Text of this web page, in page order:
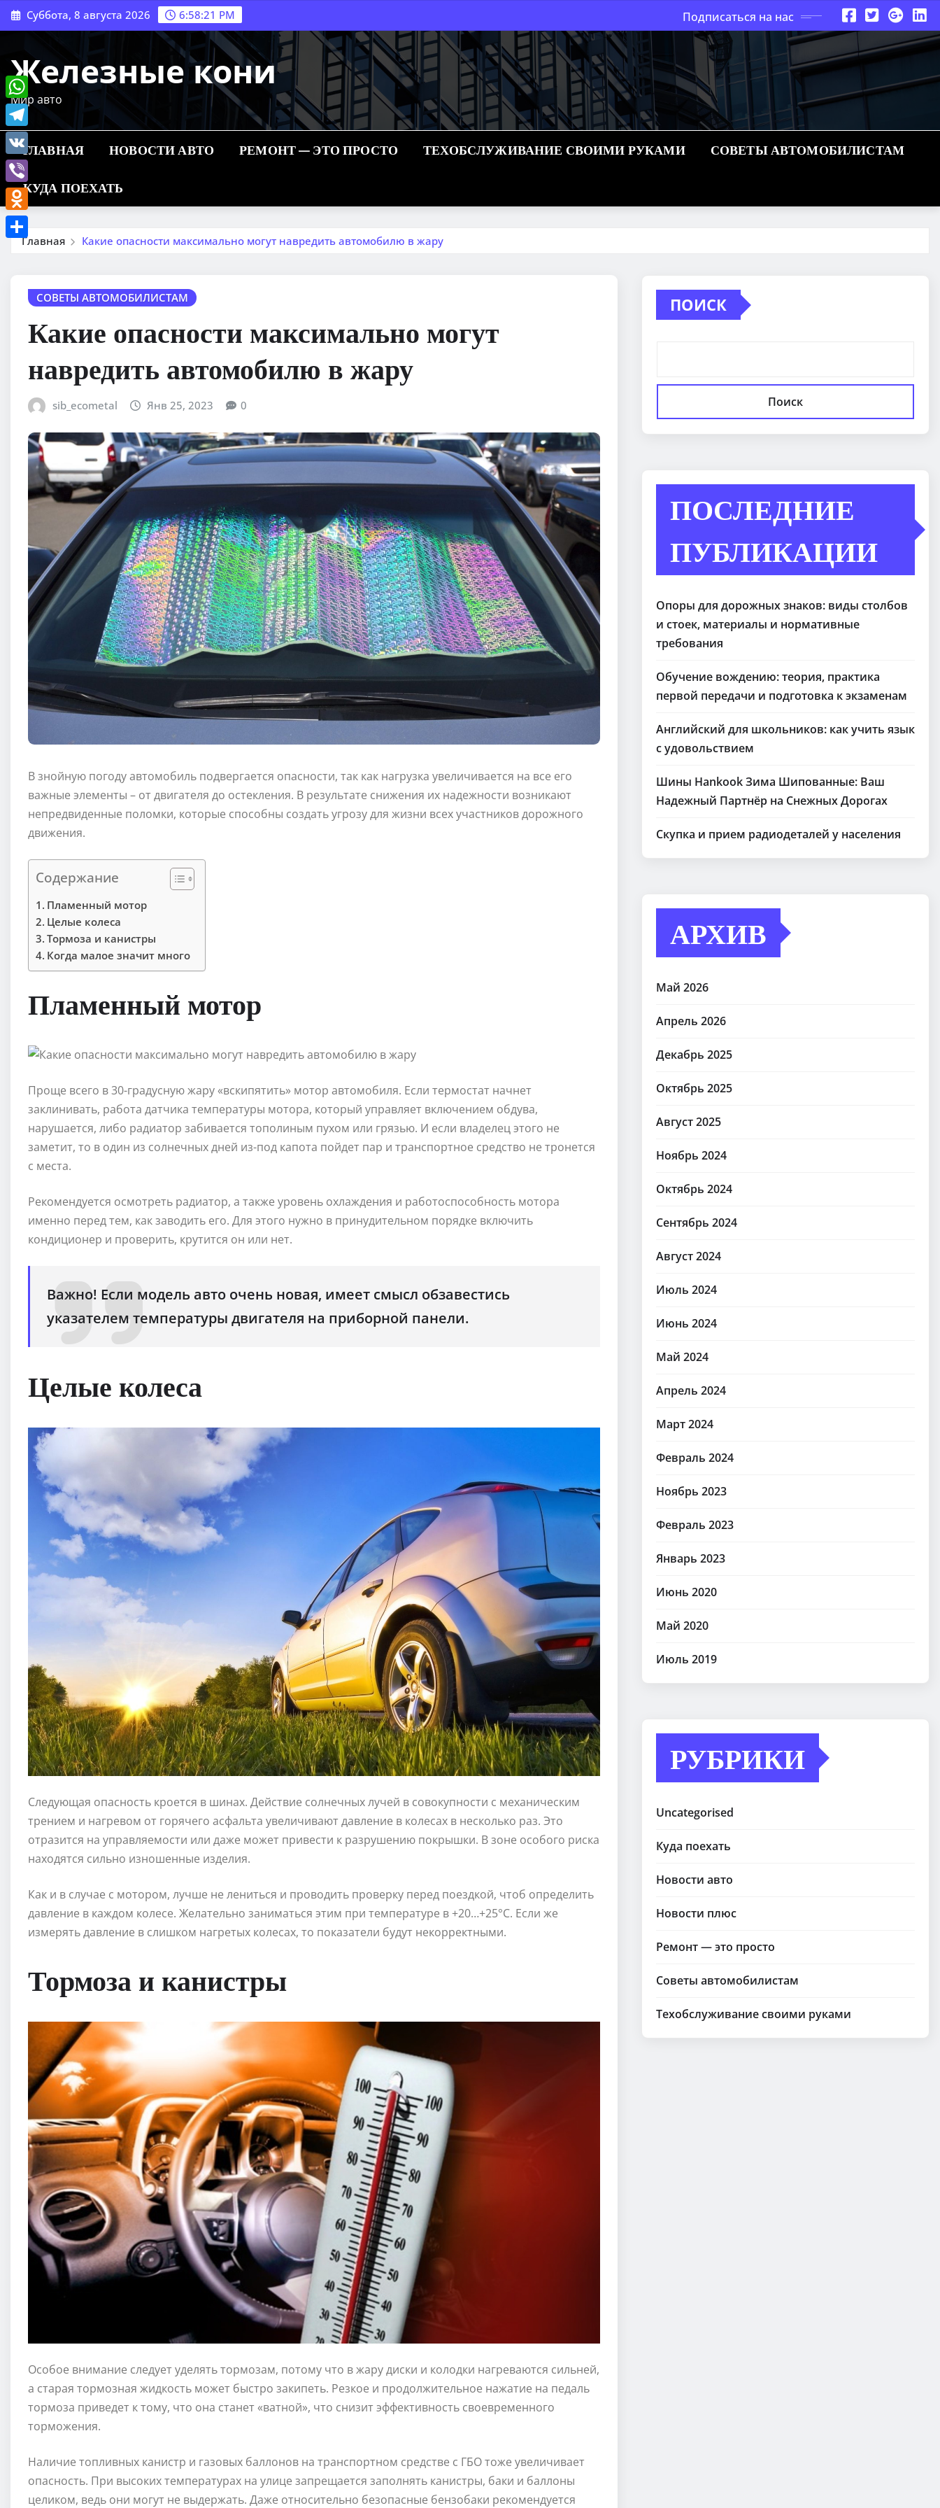
Перейти
к
Суббота, 8 августа 2026 6:58:23 PM Подписаться на нас
Железные кони
Мир авто
ГЛАВНАЯ НОВОСТИ АВТО РЕМОНТ — ЭТО ПРОСТО ТЕХОБСЛУЖИВАНИЕ СВОИМИ РУКАМИ СОВЕТЫ АВТОМОБИЛИСТАМ
КУДА ПОЕХАТЬ
Главная Какие опасности максимально могут навредить автомобилю в жару
СОВЕТЫ АВТОМОБИЛИСТАМ
Какие опасности максимально могут
навредить автомобилю в жару
sib_ecometal Янв 25, 2023 0
В знойную погоду автомобиль подвергается опасности, так как нагрузка увеличивается на все его
важные элементы – от двигателя до остекления. В результате снижения их надежности возникают
непредвиденные поломки, которые способны создать угрозу для жизни всех участников дорожного
движения.
Содержание
Пламенный мотор
Целые колеса
Тормоза и канистры
Когда малое значит много
Пламенный мотор
Проще всего в 30-градусную жару «вскипятить» мотор автомобиля. Если термостат начнет
заклинивать, работа датчика температуры мотора, который управляет включением обдува,
нарушается, либо радиатор забивается тополиным пухом или грязью. И если владелец этого не
заметит, то в один из солнечных дней из-под капота пойдет пар и транспортное средство не тронется
с места.
Рекомендуется осмотреть радиатор, а также уровень охлаждения и работоспособность мотора
именно перед тем, как заводить его. Для этого нужно в принудительном порядке включить
кондиционер и проверить, крутится он или нет.
Важно! Если модель авто очень новая, имеет смысл обзавестись
указателем температуры двигателя на приборной панели.
Целые колеса
Следующая опасность кроется в шинах. Действие солнечных лучей в совокупности с механическим
трением и нагревом от горячего асфальта увеличивают давление в колесах в несколько раз. Это
отразится на управляемости или даже может привести к разрушению покрышки. В зоне особого риска
находятся сильно изношенные изделия.
Как и в случае с мотором, лучше не лениться и проводить проверку перед поездкой, чтоб определить
давление в каждом колесе. Желательно заниматься этим при температуре в +20…+25°С. Если же
измерять давление в слишком нагретых колесах, то показатели будут некорректными.
Тормоза и канистры
Особое внимание следует уделять тормозам, потому что в жару диски и колодки нагреваются сильней,
а старая тормозная жидкость может быстро закипеть. Резкое и продолжительное нажатие на педаль
тормоза приведет к тому, что она станет «ватной», что снизит эффективность своевременного
торможения.
Наличие топливных канистр и газовых баллонов на транспортном средстве с ГБО тоже увеличивает
опасность. При высоких температурах на улице запрещается заполнять канистры, баки и баллоны
целиком, ведь они могут не выдержать. Даже относительно безопасные бензобаки рекомендуется
ПОИСК
Поиск
ПОСЛЕДНИЕ
ПУБЛИКАЦИИ
Опоры для дорожных знаков: виды столбов
и стоек, материалы и нормативные
требования
Обучение вождению: теория, практика
первой передачи и подготовка к экзаменам
Английский для школьников: как учить язык
с удовольствием
Шины Hankook Зима Шипованные: Ваш
Надежный Партнёр на Снежных Дорогах
Скупка и прием радиодеталей у населения
АРХИВ
Май 2026
Апрель 2026
Декабрь 2025
Октябрь 2025
Август 2025
Ноябрь 2024
Октябрь 2024
Сентябрь 2024
Август 2024
Июль 2024
Июнь 2024
Май 2024
Апрель 2024
Март 2024
Февраль 2024
Ноябрь 2023
Февраль 2023
Январь 2023
Июнь 2020
Май 2020
Июль 2019
РУБРИКИ
Uncategorised
Куда поехать
Новости авто
Новости плюс
Ремонт — это просто
Советы автомобилистам
Техобслуживание своими руками
WhatsApp
Telegram
VK
Viber
Odnoklassniki
Отправить